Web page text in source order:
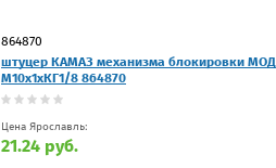
864870
штуцер КАМАЗ механизма блокировки МОД
М10х1хКГ1/8 864870
Цена Ярославль:
21.24 руб.